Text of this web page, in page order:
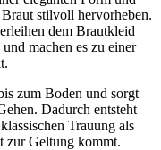
stilvoll hervorheben.
dem Brautkleid
machen es zu einer
zum Boden und sorgt
Dadurch entsteht
Trauung als
zur Geltung kommt.